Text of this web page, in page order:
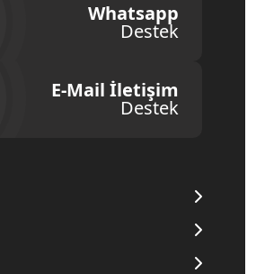
Whatsapp
Destek
E-Mail İletişim
Destek